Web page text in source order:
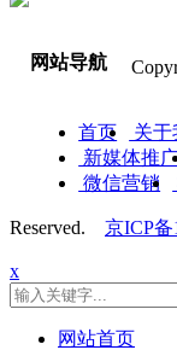
网站导航
首页 关于
新媒体推
微信营销
Reserved. 京ICP备
x
网站首页